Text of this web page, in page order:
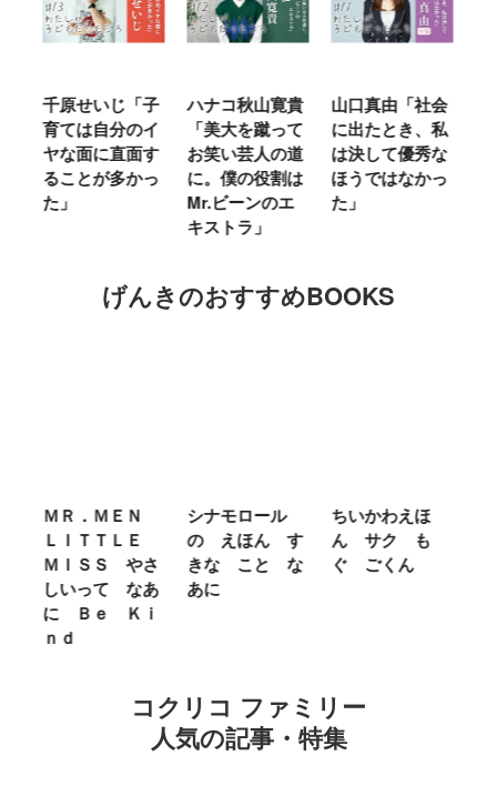
千原せいじ「子
育ては自分のイ
ヤな面に直面す
ることが多かっ
た」
ハナコ秋山寛貴
「美大を蹴って
お笑い芸人の道
に。僕の役割は
Mr.ビーンのエ
キストラ」
山口真由「社会
に出たとき、私
は決して優秀な
ほうではなかっ
た」
げんきのおすすめBOOKS
ＭＲ．ＭＥＮ
ＬＩＴＴＬＥ
ＭＩＳＳ やさ
しいって なあ
に Ｂｅ Ｋｉ
ｎｄ
シナモロール
の えほん す
きな こと な
あに
ちいかわえほ
ん サク も
ぐ ごくん
コクリコ ファミリー
人気の記事・特集